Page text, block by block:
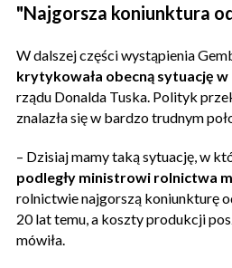
"Najgorsza koniunktura
W dalszej części wystąpienia
krytykowała obecną sytuację
rządu Donalda Tuska. Polityk
znalazła się w bardzo trudnym
– Dzisiaj mamy taką sytuację, w
podległy ministrowi rolnictwa
rolnictwie najgorszą koniunkturę
20 lat temu, a koszty produkcji
mówiła.